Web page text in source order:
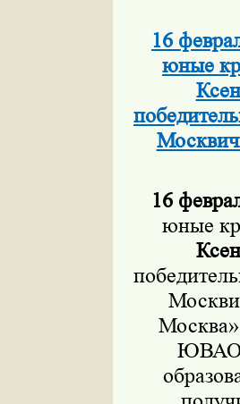
16
юные
16
юные
ЮВАО